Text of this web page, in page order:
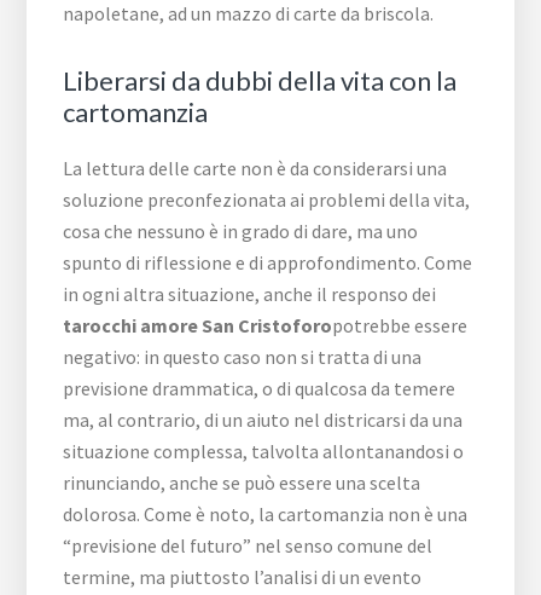
napoletane, ad un mazzo di carte da briscola.
Liberarsi da dubbi della vita con la
cartomanzia
La lettura delle carte non è da considerarsi una
soluzione preconfezionata ai problemi della vita,
cosa che nessuno è in grado di dare, ma uno
spunto di riflessione e di approfondimento. Come
in ogni altra situazione, anche il responso dei
tarocchi amore San Cristoforopotrebbe essere
negativo: in questo caso non si tratta di una
previsione drammatica, o di qualcosa da temere
ma, al contrario, di un aiuto nel districarsi da una
situazione complessa, talvolta allontanandosi o
rinunciando, anche se può essere una scelta
dolorosa. Come è noto, la cartomanzia non è una
“previsione del futuro” nel senso comune del
termine, ma piuttosto l’analisi di un evento